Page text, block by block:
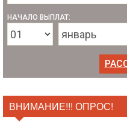
НАЧАЛО ВЫПЛАТ:
ВНИМАНИЕ!!! ОПРОС!